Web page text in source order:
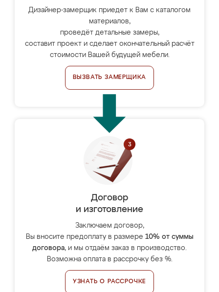
Дизайнер-замерщик приедет к Вам с каталогом
материалов,
проведёт детальные замеры,
составит проект и сделает окончательный расчёт
стоимости Вашей будущей мебели.
ВЫЗВАТЬ ЗАМЕРЩИКА
Договор
и изготовление
Заключаем договор,
Вы вносите предоплату в размере 10% от суммы
договора, и мы отдаём заказ в производство.
Возможна оплата в рассрочку без %.
УЗНАТЬ О РАССРОЧКЕ